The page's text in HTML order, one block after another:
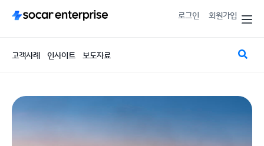
로그인 회원가입
고객사례 인사이트 보도자료